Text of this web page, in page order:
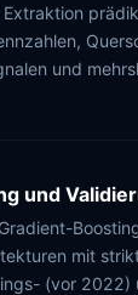
und
und
mit
(vor 2022)